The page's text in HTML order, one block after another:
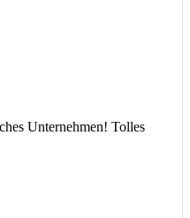
Unternehmen! Tolles